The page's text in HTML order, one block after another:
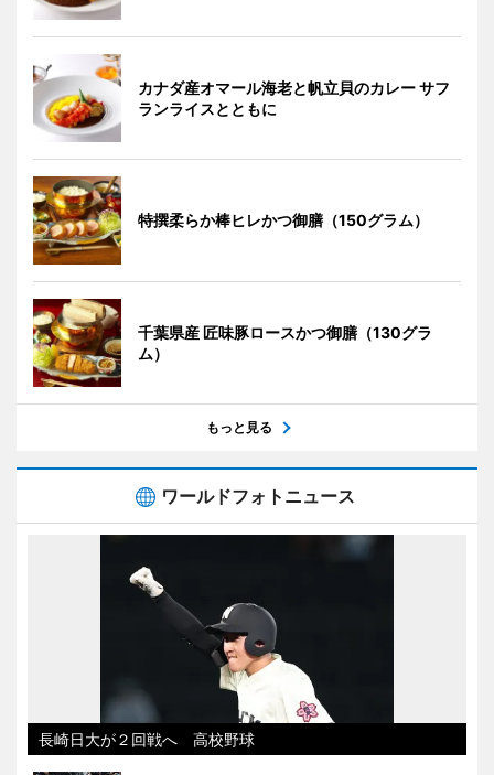
カナダ産オマール海老と帆立貝のカレー サフ
ランライスとともに
特撰柔らか棒ヒレかつ御膳（150グラム）
千葉県産 匠味豚ロースかつ御膳（130グラ
ム）
もっと見る
ワールドフォトニュース
長崎日大が２回戦へ 高校野球